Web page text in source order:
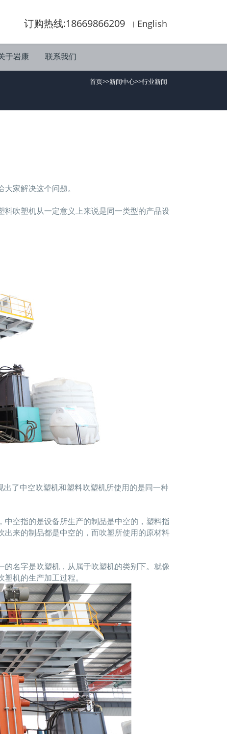
订购热线:18669866209 English
于岩康 联系我们
首页>>新闻中心>>行业新闻
家解决这个问题。
吹塑机从一定意义上来说是同一类型的产品设
了中空吹塑机和塑料吹塑机所使用的是同一种
空指的是设备所生产的制品是中空的，塑料指
来的制品都是中空的，而吹塑所使用的原材料
名字是吹塑机，从属于吹塑机的类别下。就像
机的生产加工过程。